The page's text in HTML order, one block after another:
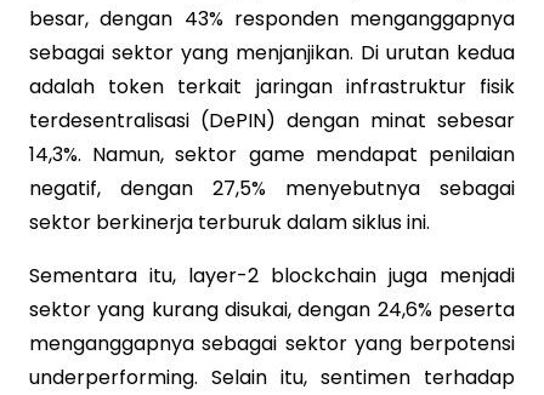
besar, dengan 43% responden menganggapnya
sebagai sektor yang menjanjikan. Di urutan kedua
adalah token terkait jaringan infrastruktur fisik
terdesentralisasi (DePIN) dengan minat sebesar
14,3%. Namun, sektor game mendapat penilaian
negatif, dengan 27,5% menyebutnya sebagai
sektor berkinerja terburuk dalam siklus ini.
Sementara itu, layer-2 blockchain juga menjadi
sektor yang kurang disukai, dengan 24,6% peserta
menganggapnya sebagai sektor yang berpotensi
underperforming. Selain itu, sentimen terhadap